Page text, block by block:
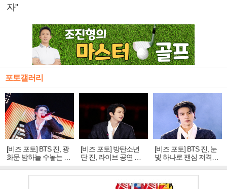
자"
포토갤러리
[비즈 포토] BTS 진, 광
화문 밤하늘 수놓는 '비
주얼 킹'의 열창
[비즈 포토] 방탄소년
단 진, 라이브 공연 중
빛나는 독보적 아우라
[비즈 포토] BTS 진, 눈
빛 하나로 팬심 저격…
독보적 카리스마